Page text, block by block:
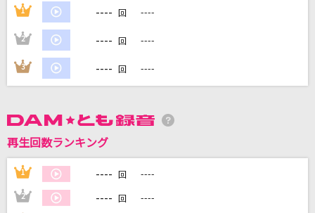
自宅でカラオケ歌い放題！
家族や友達と一緒に！練習にも！
1 ---- 回 ----
2 ---- 回 ----
3 ---- 回 ----
再生回数ランキング
1 ---- 回 ----
2 ---- 回 ----